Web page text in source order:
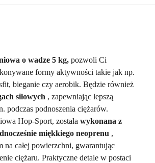
o wadze 5 kg, pozwoli Ci
formy aktywności takie jak np.
bieganie czy aerobik. Będzie również
siłowych , zapewniając lepszą
podczas podnoszenia ciężarów.
Hop-Sport, została wykonana z
miękkiego neoprenu ,
na całej powierzchni, gwarantując
ciężaru. Praktyczne detale w postaci